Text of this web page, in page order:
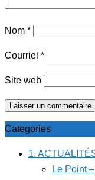
Nom *
Courriel *
Site web
Categories
1.
Le Point